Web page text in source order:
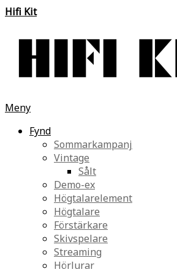
Hifi Kit
Meny
Fynd
Sommarkampanj
Vintage
Sålt
Demo-ex
Högtalarelement
Högtalare
Förstärkare
Skivspelare
Streaming
Hörlurar